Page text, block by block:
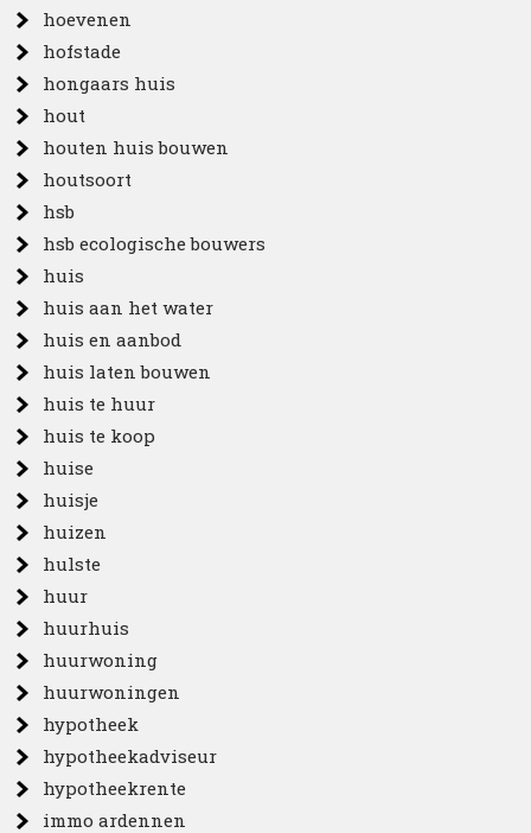
hoevenen
hofstade
hongaars huis
hout
houten huis bouwen
houtsoort
hsb
hsb ecologische bouwers
huis
huis aan het water
huis en aanbod
huis laten bouwen
huis te huur
huis te koop
huise
huisje
huizen
hulste
huur
huurhuis
huurwoning
huurwoningen
hypotheek
hypotheekadviseur
hypotheekrente
immo ardennen